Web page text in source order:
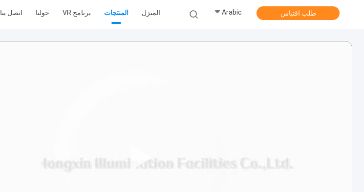
المنزل المنتجات برنامج VR حولنا اتصل بنا Arabic طلب اقتباس